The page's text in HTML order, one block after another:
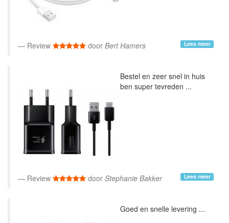
Review door Bert Hamers Lees meer
Bestel en zeer snel in huis
ben super tevreden ...
Review door Stephanie Bakker Lees meer
Goed en snelle levering ...